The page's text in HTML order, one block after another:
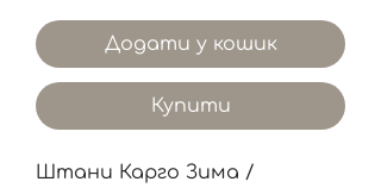
Додати у кошик
Купити
Штани Карго Зима /